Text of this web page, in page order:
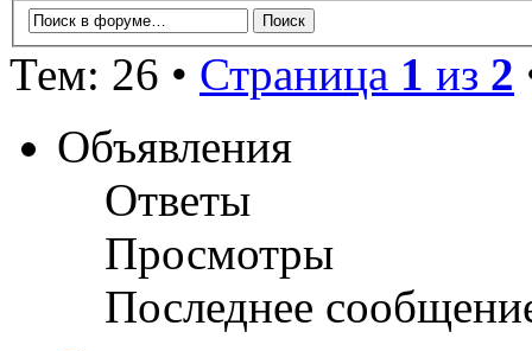
Тем: 26 • Страница 1 из 2
Объявления
Ответы
Просмотры
Последнее